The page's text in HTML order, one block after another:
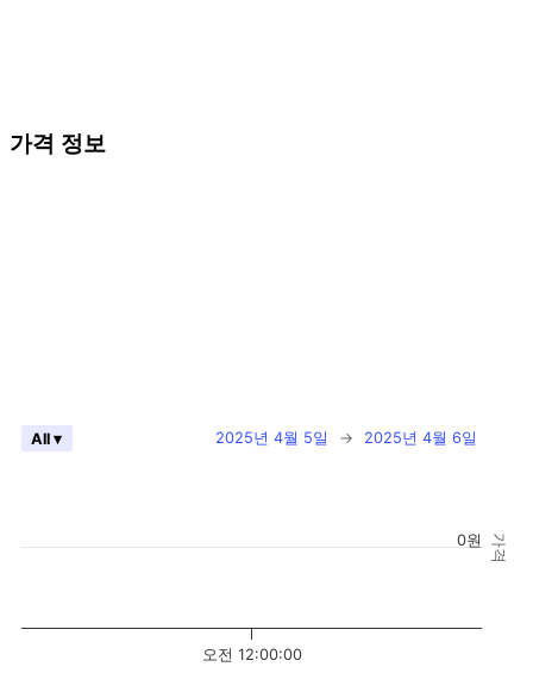
가격 정보
가격
2025년 4월 5일 → 2025년 4월 6일
All ▾
오전 12:00:00
0원